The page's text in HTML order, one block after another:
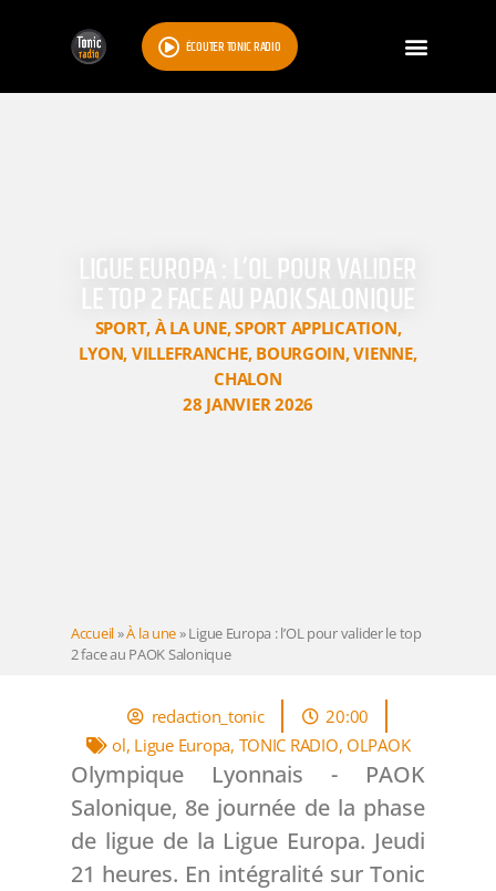
ÉCOUTER TONIC RADIO
LIGUE EUROPA : L’OL POUR VALIDER
LE TOP 2 FACE AU PAOK SALONIQUE
SPORT, À LA UNE,SPORT APPLICATION,
LYON, VILLEFRANCHE, BOURGOIN,VIENNE,
CHALON
28 JANVIER 2026
Accueil»À la une»Ligue Europa : l’OL pour valider le top
2 face au PAOK Salonique
redaction_tonic
20:00
ol, Ligue Europa, TONIC RADIO, OLPAOK
Olympique Lyonnais - PAOK
Salonique, 8e journée de la phase
de ligue de la Ligue Europa. Jeudi
21 heures. En intégralité sur Tonic